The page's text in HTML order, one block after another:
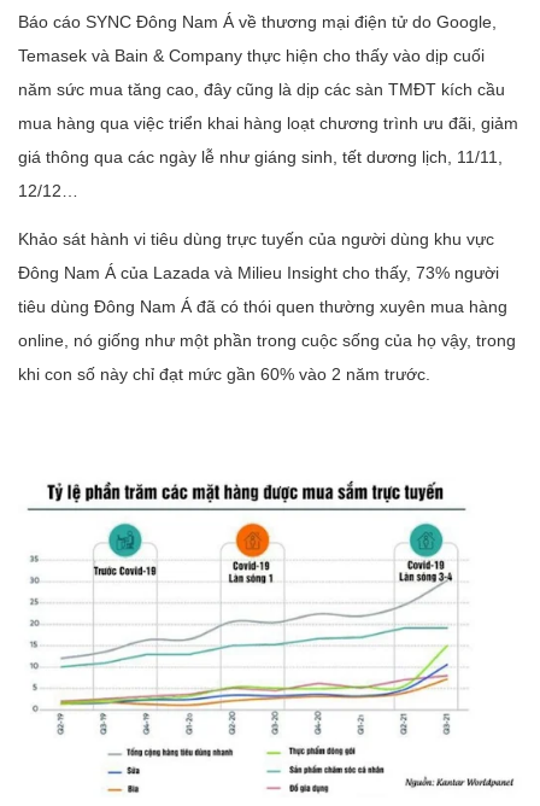
Báo cáo SYNC Đông Nam Á về thương mại điện tử do Google,
Temasek và Bain & Company thực hiện cho thấy vào dịp cuối
năm sức mua tăng cao, đây cũng là dịp các sàn TMĐT kích cầu
mua hàng qua việc triển khai hàng loạt chương trình ưu đãi, giảm
giá thông qua các ngày lễ như giáng sinh, tết dương lịch, 11/11,
12/12…
Khảo sát hành vi tiêu dùng trực tuyến của người dùng khu vực
Đông Nam Á của Lazada và Milieu Insight cho thấy, 73% người
tiêu dùng Đông Nam Á đã có thói quen thường xuyên mua hàng
online, nó giống như một phần trong cuộc sống của họ vậy, trong
khi con số này chỉ đạt mức gần 60% vào 2 năm trước.